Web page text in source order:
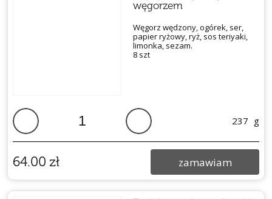
węgorzem
Węgorz wędzony, ogórek, ser,
papier ryżowy, ryż, sos teriyaki,
limonka, sezam.
8 szt
237 g
64.00 zł zamawiam